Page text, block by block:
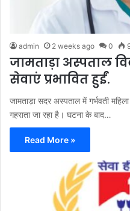
admin 2 weeks ago 0
जामताड़ा अस्पताल
सेवाएं प्रभावित हुईं.
जामताड़ा सदर अस्पताल में गर्भवती
गहराता जा रहा है। घटना के बाद…
Read More »